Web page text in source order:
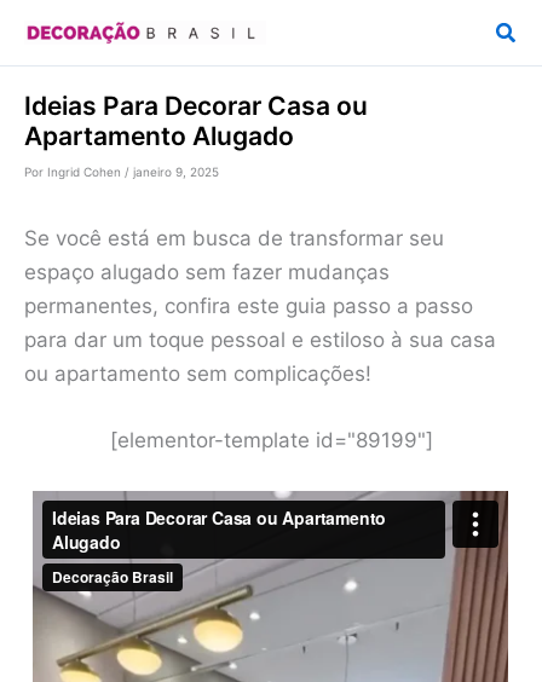
conteúdo
Ideias Para Decorar Casa ou
Apartamento Alugado
Por Ingrid Cohen / janeiro 9, 2025
Se você está em busca de transformar seu
espaço alugado sem fazer mudanças
permanentes, confira este guia passo a passo
para dar um toque pessoal e estiloso à sua casa
ou apartamento sem complicações!
[elementor-template id="89199"]